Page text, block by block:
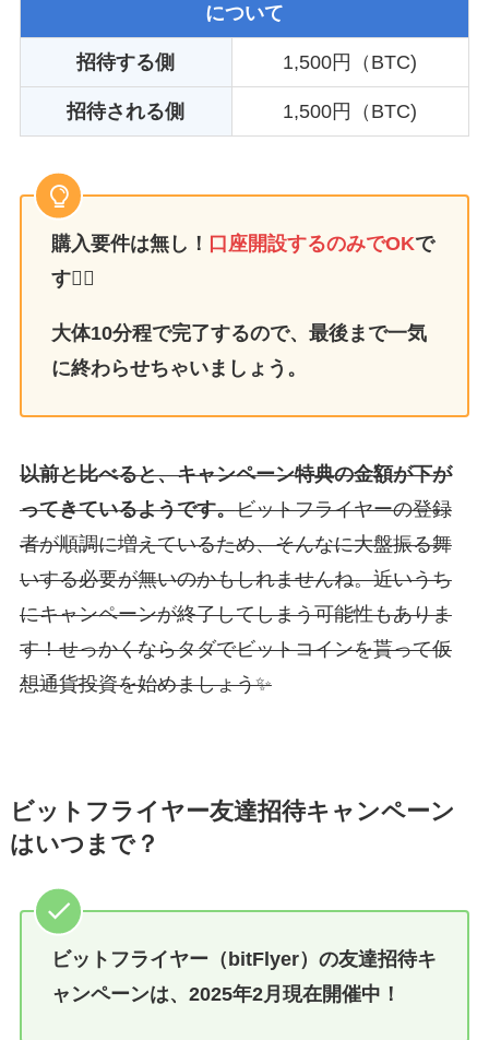
について
招待する側 1,500円（BTC)
招待される側 1,500円（BTC)
購入要件は無し！ 口座開設するのみでOKで
す🙆‍♀️
大体10分程で完了するので、最後まで一気
に終わらせちゃいましょう。
以前と比べると、キャンペーン特典の金額が下が
ってきているようです。ビットフライヤーの登録
者が順調に増えているため、そんなに大盤振る舞
いする必要が無いのかもしれませんね。近いうち
にキャンペーンが終了してしまう可能性もありま
す！せっかくならタダでビットコインを貰って仮
想通貨投資を始めましょう✨
ビットフライヤー友達招待キャンペーン
はいつまで？
ビットフライヤー（bitFlyer）の友達招待キ
ャンペーンは、2025年2月現在開催中！